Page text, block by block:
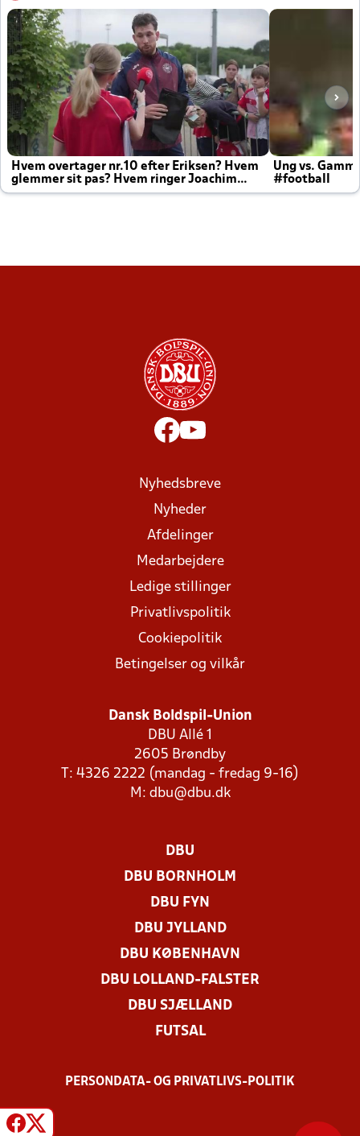
Hvem overtager nr.10 efter Eriksen? Hvem
glemmer sit pas? Hvem ringer Joachim
altid til efter kampe?
Ung vs.
#football
Nyhedsbreve
Nyheder
Afdelinger
Medarbejdere
Ledige stillinger
Privatlivspolitik
Cookiepolitik
Betingelser og vilkår
Dansk Boldspil-Union
DBU Allé 1
2605 Brøndby
T: 4326 2222 (mandag - fredag 9-16)
M: dbu@dbu.dk
DBU
DBU BORNHOLM
DBU FYN
DBU JYLLAND
DBU KØBENHAVN
DBU LOLLAND-FALSTER
DBU SJÆLLAND
FUTSAL
PERSONDATA- OG PRIVATLIVS-POLITIK